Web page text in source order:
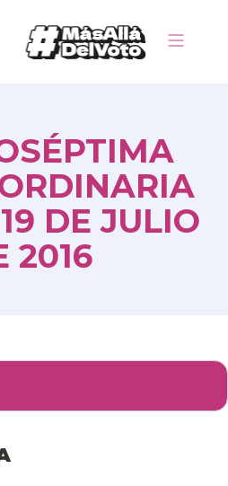
DE JULIO
2016